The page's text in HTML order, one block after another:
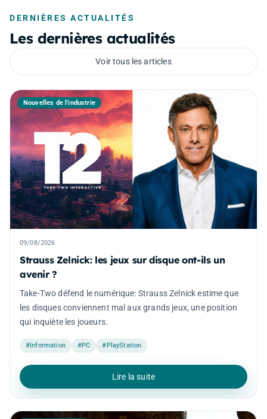
DERNIÈRES ACTUALITÉS
Les dernières actualités
Voir tous les articles
Nouvelles de l'industrie
09/08/2026
Strauss Zelnick: les jeux sur disque ont-ils un
avenir ?
Take-Two défend le numérique: Strauss Zelnick estime que
les disques conviennent mal aux grands jeux, une position
qui inquiète les joueurs.
#Information #PC #PlayStation
Lire la suite